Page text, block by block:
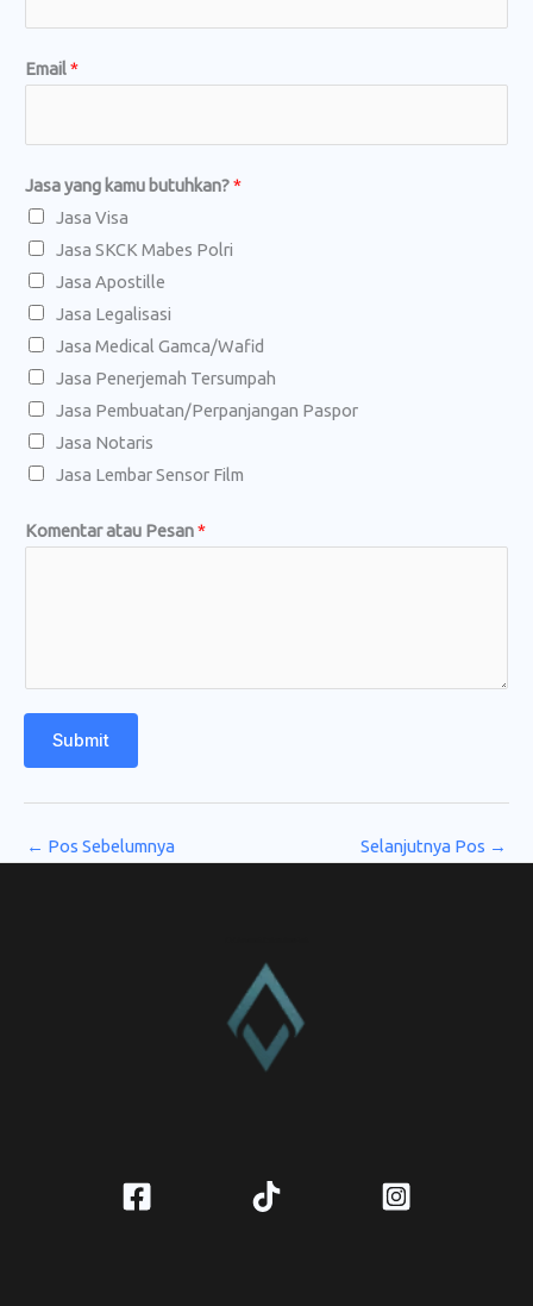
Email*
e
e
p
o
n
*
K
o
e
Jasa yang kamu butuhkan?*
Jasa Visa
Jasa SKCK Mabes Polri
Jasa Apostille
Jasa Legalisasi
Jasa Medical Gamca/Wafid
Jasa Penerjemah Tersumpah
Jasa Pembuatan/Perpanjangan Paspor
Jasa Notaris
Jasa Lembar Sensor Film
Komentar atau Pesan*
Submit
← Pos Sebelumnya Selanjutnya Pos →